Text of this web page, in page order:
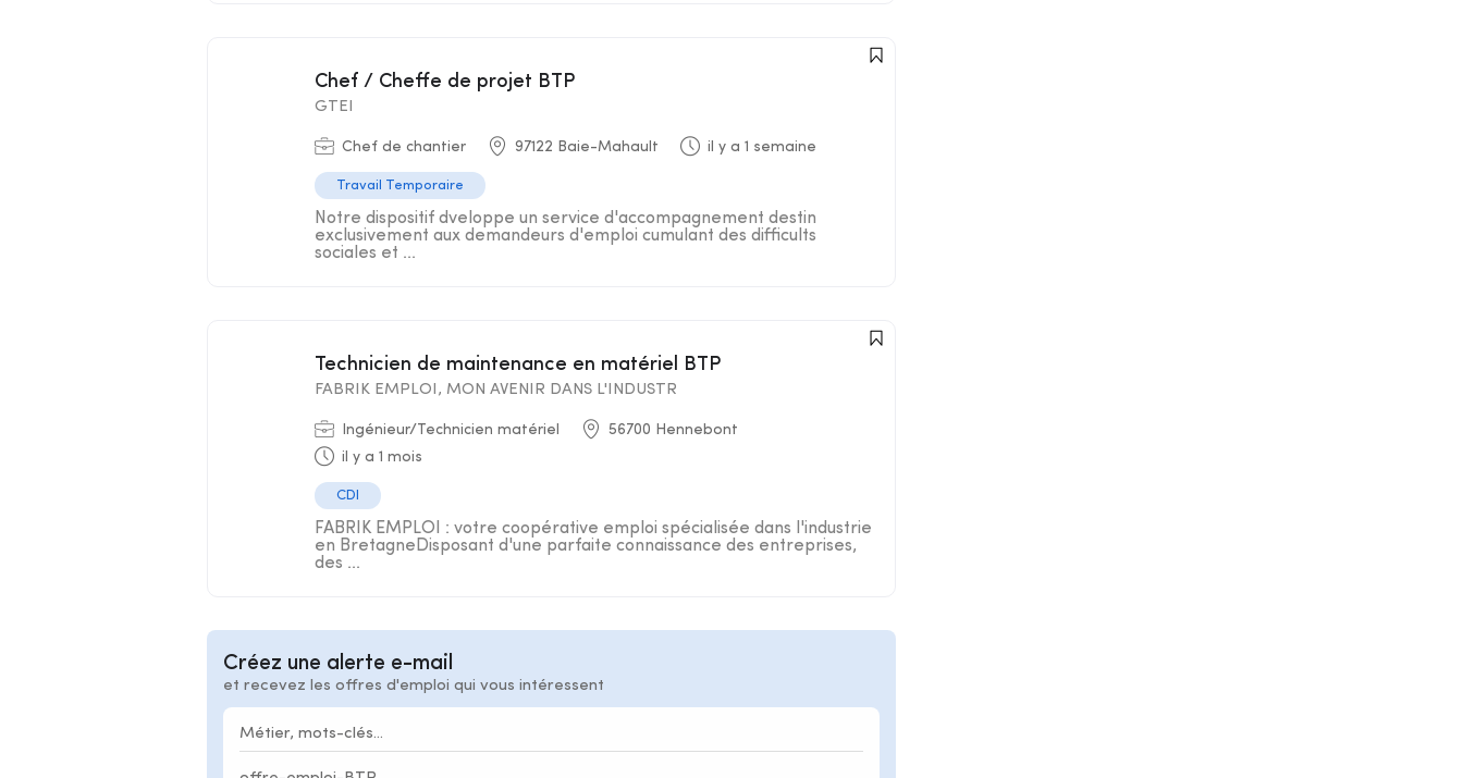
Chef / Cheffe de projet BTP
GTEI
Chef de chantier 97122 Baie-Mahault il y a 1 semaine
Travail Temporaire
Notre dispositif dveloppe un service d'accompagnement destin
exclusivement aux demandeurs d'emploi cumulant des difficults
sociales et ...
Technicien de maintenance en matériel BTP
FABRIK EMPLOI, MON AVENIR DANS L'INDUSTR
Ingénieur/Technicien matériel
56700 Hennebont
il y a 1 mois
CDI
FABRIK EMPLOI : votre coopérative emploi spécialisée dans l'industrie
en BretagneDisposant d'une parfaite connaissance des entreprises,
des ...
Créez une alerte e-mail
et recevez les offres d'emploi qui vous intéressent